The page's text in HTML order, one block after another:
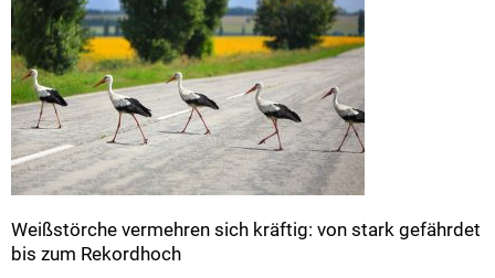
Weißstörche vermehren sich kräftig: von stark gefährdet
bis zum Rekordhoch